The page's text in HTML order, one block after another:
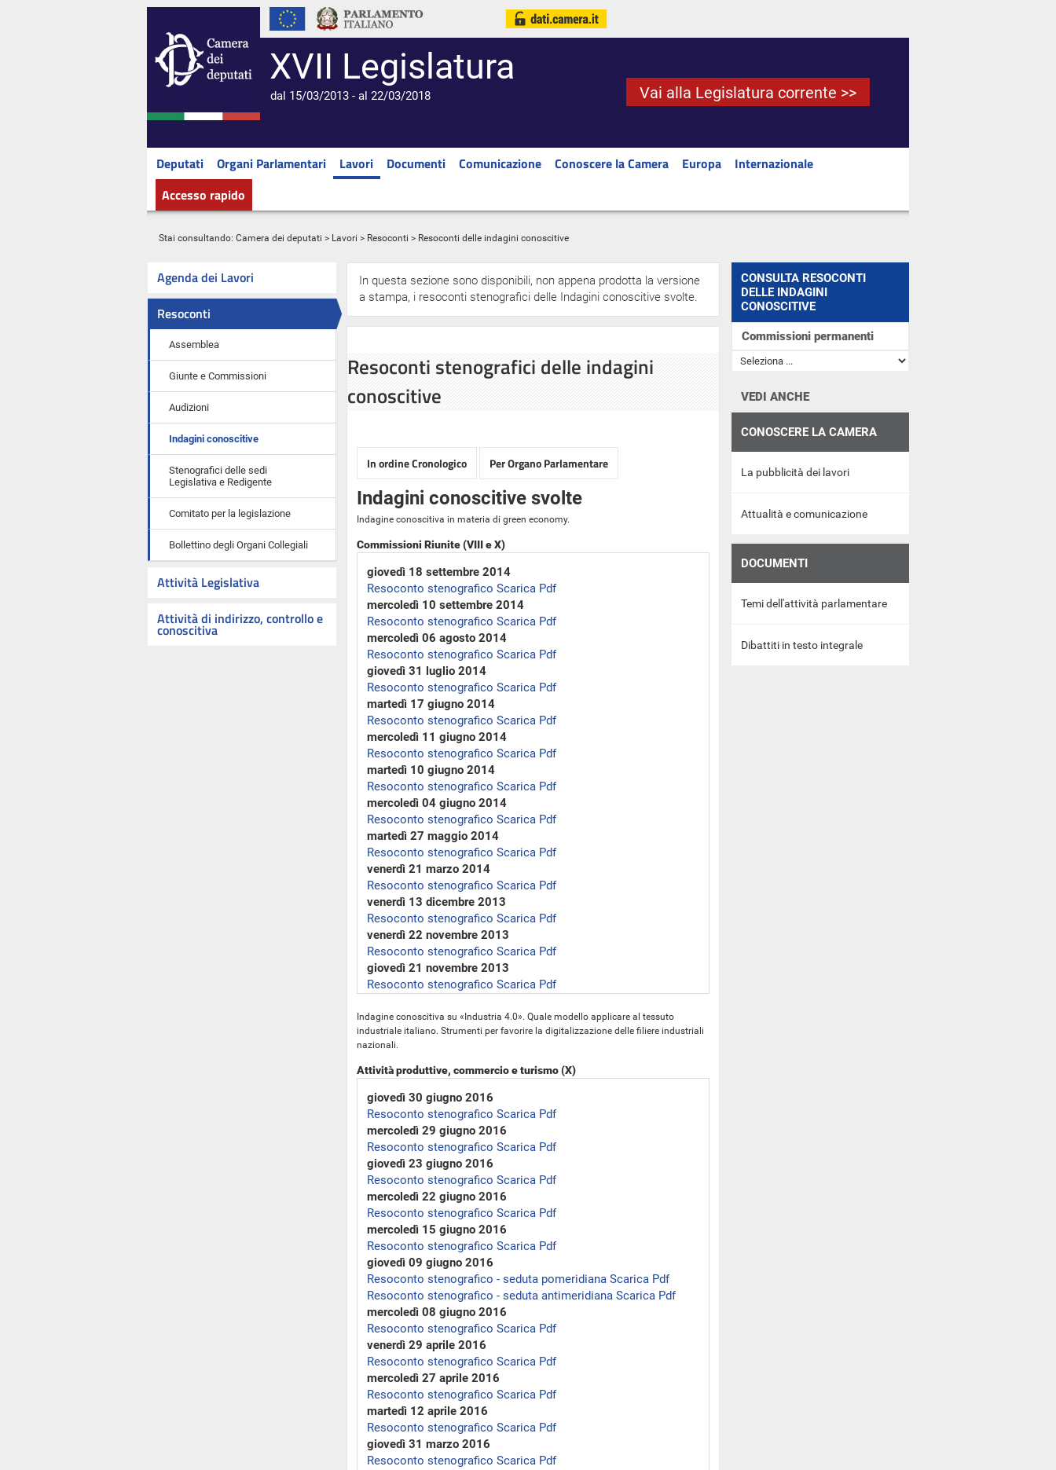
XVII Legislatura
dal 15/03/2013 - al 22/03/2018 Vai alla Legislatura corrente >>
Deputati Organi Parlamentari Lavori Documenti Comunicazione Conoscere la Camera Europa
Internazionale
Accesso rapido
Stai consultando: Camera dei deputati > Lavori > Resoconti > Resoconti delle indagini conoscitive
Agenda dei Lavori
Resoconti
Assemblea
Giunte e Commissioni
Audizioni
Indagini conoscitive
Stenografici delle sedi
Legislativa e Redigente
Comitato per la legislazione
Bollettino degli Organi Collegiali
Attività Legislativa
Attività di indirizzo, controllo e
conoscitiva
In questa sezione sono disponibili, non appena prodotta la versione
a stampa, i resoconti stenografici delle Indagini conoscitive svolte.
Resoconti stenografici delle indagini
conoscitive
In ordine Cronologico Per Organo Parlamentare
Indagini conoscitive svolte
Indagine conoscitiva in materia di green economy.
Commissioni Riunite (VIII e X)
giovedì 18 settembre 2014
Resoconto stenografico Scarica Pdf
mercoledì 10 settembre 2014
Resoconto stenografico Scarica Pdf
mercoledì 06 agosto 2014
Resoconto stenografico Scarica Pdf
giovedì 31 luglio 2014
Resoconto stenografico Scarica Pdf
martedì 17 giugno 2014
Resoconto stenografico Scarica Pdf
mercoledì 11 giugno 2014
Resoconto stenografico Scarica Pdf
martedì 10 giugno 2014
Resoconto stenografico Scarica Pdf
mercoledì 04 giugno 2014
Resoconto stenografico Scarica Pdf
martedì 27 maggio 2014
Resoconto stenografico Scarica Pdf
venerdì 21 marzo 2014
Resoconto stenografico Scarica Pdf
venerdì 13 dicembre 2013
Resoconto stenografico Scarica Pdf
venerdì 22 novembre 2013
Resoconto stenografico Scarica Pdf
giovedì 21 novembre 2013
Resoconto stenografico Scarica Pdf
Indagine conoscitiva su «Industria 4.0». Quale modello applicare al tessuto
industriale italiano. Strumenti per favorire la digitalizzazione delle filiere industriali
nazionali.
Attività produttive, commercio e turismo (X)
giovedì 30 giugno 2016
Resoconto stenografico Scarica Pdf
mercoledì 29 giugno 2016
Resoconto stenografico Scarica Pdf
giovedì 23 giugno 2016
Resoconto stenografico Scarica Pdf
mercoledì 22 giugno 2016
Resoconto stenografico Scarica Pdf
mercoledì 15 giugno 2016
Resoconto stenografico Scarica Pdf
giovedì 09 giugno 2016
Resoconto stenografico - seduta pomeridiana Scarica Pdf
Resoconto stenografico - seduta antimeridiana Scarica Pdf
mercoledì 08 giugno 2016
Resoconto stenografico Scarica Pdf
venerdì 29 aprile 2016
Resoconto stenografico Scarica Pdf
mercoledì 27 aprile 2016
Resoconto stenografico Scarica Pdf
martedì 12 aprile 2016
Resoconto stenografico Scarica Pdf
giovedì 31 marzo 2016
Resoconto stenografico Scarica Pdf
CONSULTA RESOCONTI
DELLE INDAGINI
CONOSCITIVE
Commissioni permanenti
VEDI ANCHE
CONOSCERE LA CAMERA
La pubblicità dei lavori
Attualità e comunicazione
DOCUMENTI
Temi dell'attività parlamentare
Dibattiti in testo integrale